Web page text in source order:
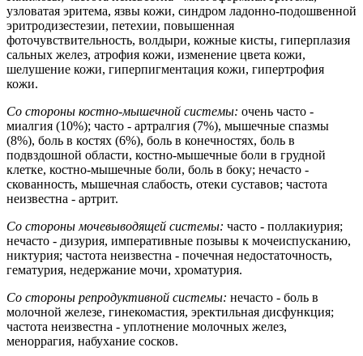
узловатая эритема, язвы кожи, синдром ладонно-подошвенной
эритродизестезии, петехии, повышенная
фоточувствительность, волдыри, кожные кисты, гиперплазия
сальных желез, атрофия кожи, изменение цвета кожи,
шелушение кожи, гиперпигментация кожи, гипертрофия
кожи.
Со стороны костно-мышечной системы: очень часто -
миалгия (10%); часто - артралгия (7%), мышечные спазмы
(8%), боль в костях (6%), боль в конечностях, боль в
подвздошной области, костно-мышечные боли в грудной
клетке, костно-мышечные боли, боль в боку; нечасто -
скованность, мышечная слабость, отеки суставов; частота
неизвестна - артрит.
Со стороны мочевыводящей системы: часто - поллакиурия;
нечасто - дизурия, императивные позывы к мочеиспусканию,
никтурия; частота неизвестна - почечная недостаточность,
гематурия, недержание мочи, хроматурия.
Со стороны репродуктивной системы: нечасто - боль в
молочной железе, гинекомастия, эректильная дисфункция;
частота неизвестна - уплотнение молочных желез,
меноррагия, набухание сосков.